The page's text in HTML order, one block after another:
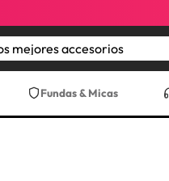
Fundas & Micas